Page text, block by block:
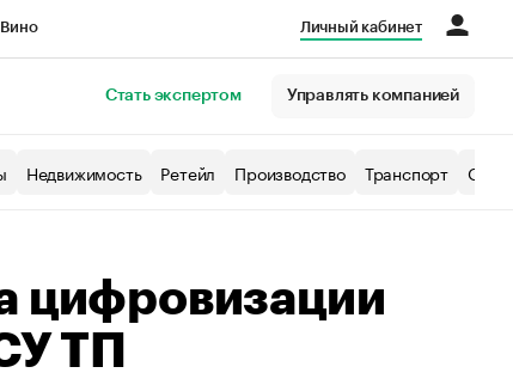
Личный кабинет
Стать экспертом Управлять компанией
Недвижимость Ретейл Производство Транспорт
цифровизации
ТП